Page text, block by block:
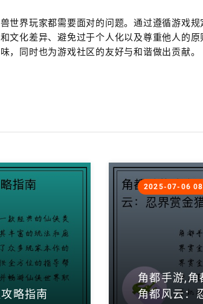
世界玩家都需要面对的问题。通过遵循游戏
文化差异、避免过于个人化以及尊重他人的
，同时也为游戏社区的友好与和谐做出贡献。
略指南
角都手游,
角都风云：
2025-07-06